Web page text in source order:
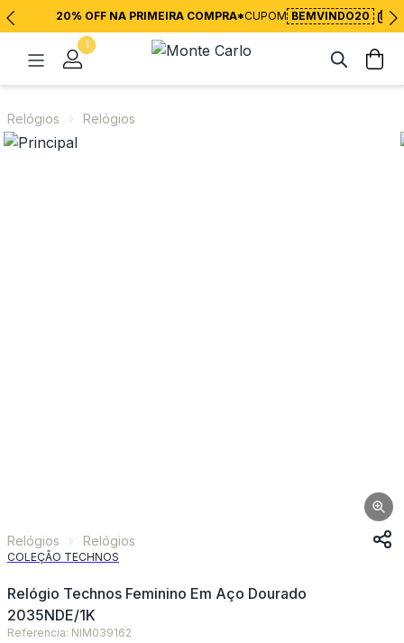
20% OFF NA PRIMEIRA COMPRA*CUPOM BEMVINDO20
1
Relógios Relógios
Relógios Relógios
COLEÇÃO TECHNOS
Relógio Technos Feminino Em Aço Dourado
2035NDE/1K
Referencia: NIM039162